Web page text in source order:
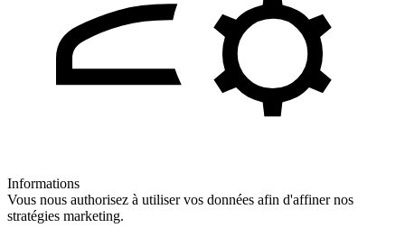
Informations
Vous nous authorisez à utiliser vos données afin d'affiner nos
stratégies marketing.